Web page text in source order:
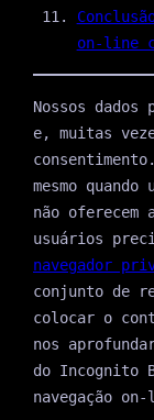
on-line
Nossos
e, muitas
mesmo quando
não oferecem
usuários
navegador
conjunto de
colocar o
nos
do Incognito
navegação